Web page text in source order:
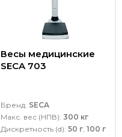
Весы медицинские
SECA 703
Бренд: SECA
Макс. вес (НПВ): 300 кг
Дискретность (d): 50 г, 100 г